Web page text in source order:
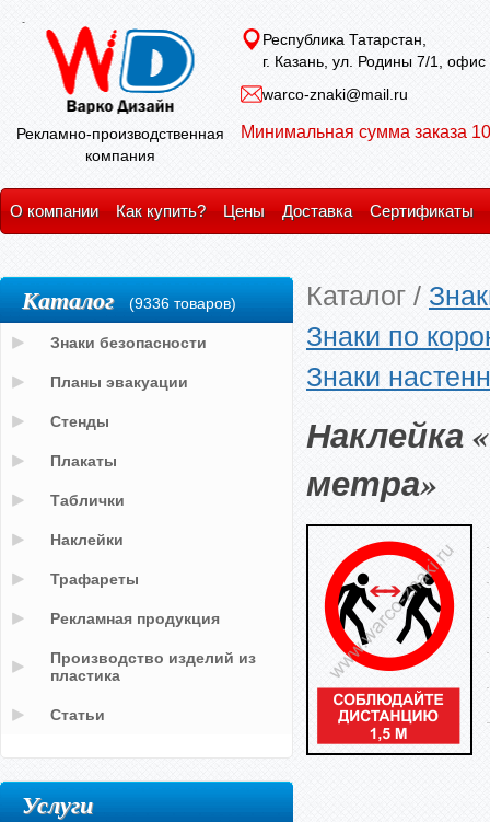
Рекламно-производственная
компания
Республика Татарстан,
г. Казань, ул. Родины 7/1, офис
warco-znaki@mail.ru
Минимальная сумма заказа
О компании Как купить? Цены Доставка Сертификаты
Каталог /
Знаки по
Знаки
Наклейка
метра»
Каталог (9336 товаров)
Знаки безопасности
Планы эвакуации
Стенды
Плакаты
Таблички
Наклейки
Трафареты
Рекламная продукция
Производство изделий из
пластика
Статьи
Услуги